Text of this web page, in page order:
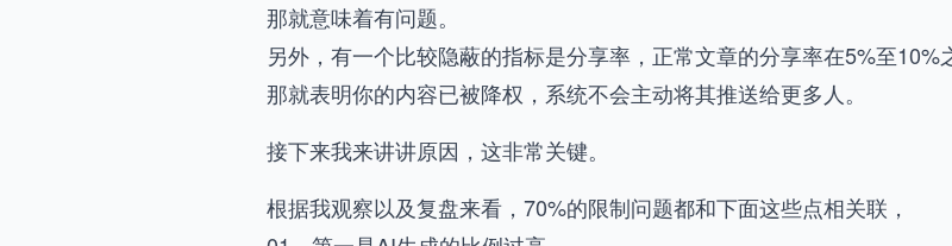
那就意味着有问题。
另外，有一个比较隐蔽的指标是分享率，正常文章的分享率在5%至
那就表明你的内容已被降权，系统不会主动将其推送给更多人。
接下来我来讲讲原因，这非常关键。
根据我观察以及复盘来看，70%的限制问题都和下面这些点相关联，